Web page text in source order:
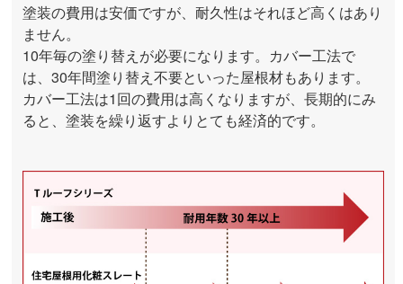
塗装の費用は安価ですが、耐久性はそれほど高くはあり
ません。
10年毎の塗り替えが必要になります。カバー工法で
は、30年間塗り替え不要といった屋根材もあります。
カバー工法は1回の費用は高くなりますが、長期的にみ
ると、塗装を繰り返すよりとても経済的です。